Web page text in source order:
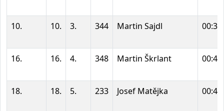
10. 10. 3. 344 Martin Sajdl
16. 16. 4. 348 Martin Škrlant
18. 18. 5. 233 Josef Matějka